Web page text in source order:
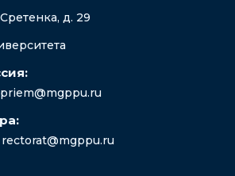
д. 29
priem@mgppu.ru
rectorat@mgppu.ru